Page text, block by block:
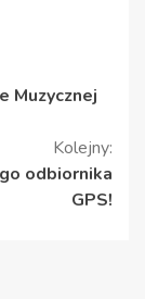
Muzycznej
Kolejny:
odbiornika
GPS!